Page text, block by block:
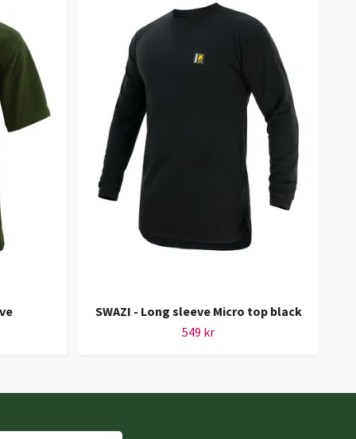
SWAZI - Long sleeve Micro top black
549 kr